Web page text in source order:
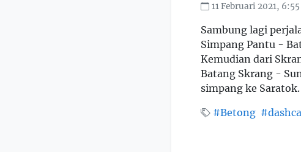
11 Februari 2021,
Sambung lagi
Simpang Pantu -
Kemudian dari
Batang Skrang -
simpang ke Saratok.
#Betong